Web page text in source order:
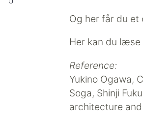
Og her får du et
Her kan du læse
Reference:
Yukino Ogawa,
Soga, Shinji
architecture